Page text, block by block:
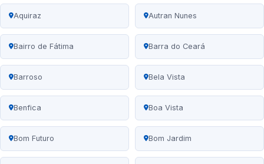
Aquiraz Autran Nunes
Bairro de Fátima Barra do Ceará
Barroso Bela Vista
Benfica Boa Vista
Bom Futuro Bom Jardim